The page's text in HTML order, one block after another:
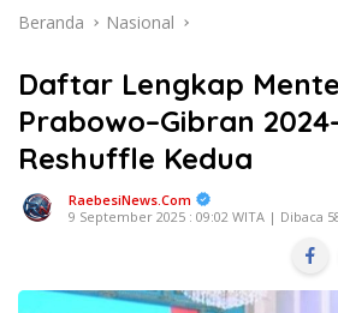
Beranda Nasional
Daftar Lengkap
Prabowo–Gibran
Reshuffle Kedua
RaebesiNews.Com
9 September 2025 : 09:02 WITA | Dibaca